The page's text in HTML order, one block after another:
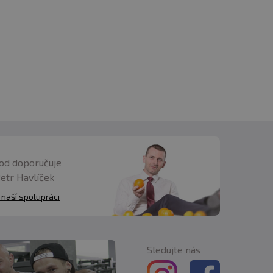
ní je možné kúru opakovat. Doporučený
výrobce.
to jak v kombinaci pro zvýšení účinku, tak
doporučuje
Havlíček
naší spolupráci
Sledujte nás